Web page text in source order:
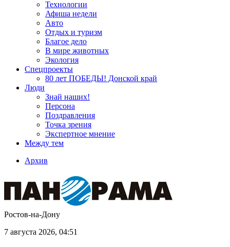
Технологии
Афиша недели
Авто
Отдых и туризм
Благое дело
В мире животных
Экология
Спецпроекты
80 лет ПОБЕДЫ! Донской край
Люди
Знай наших!
Персона
Поздравления
Точка зрения
Экспертное мнение
Между тем
Архив
Ростов-на-Дону
7 августа 2026, 04:51